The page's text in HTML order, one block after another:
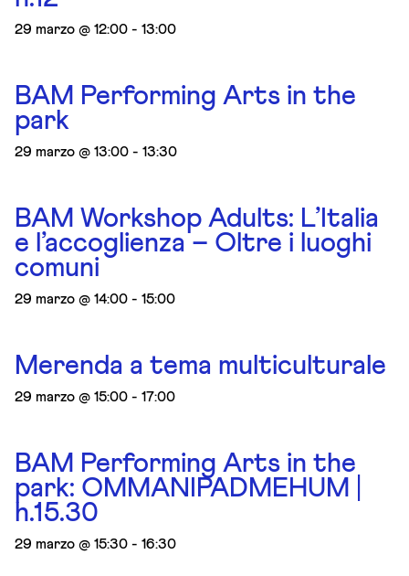
29 marzo @ 12:00 - 13:00
BAM Performing Arts in the
park
29 marzo @ 13:00 - 13:30
BAM Workshop Adults: L’Italia
e l’accoglienza – Oltre i luoghi
comuni
29 marzo @ 14:00 - 15:00
Merenda a tema multiculturale
29 marzo @ 15:00 - 17:00
BAM Performing Arts in the
park: OMMANIPADMEHUM |
h.15.30
29 marzo @ 15:30 - 16:30